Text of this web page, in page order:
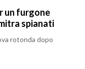
un furgone
spianati
rotonda dopo